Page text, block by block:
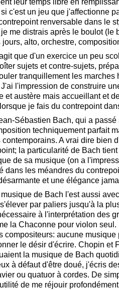
leur temps libre en
c'est un jeu que j'affectionne
renversable dans le
me distrais après le boulot (le
alto, orchestre,
que d'un exercice un peu
sujets et contre-sujets,
tranquillement les marches
l'impression de construire
et austère mais accueillant et
je fais du contrepoint
Sébastien Bach, qui a
techniquement parfait
contemporains. A vrai dire bien
la particularité de Bach
de sa musique (on a
dans les méandres du
et une élégance
de Bach l'est aussi
par paliers jusqu'à la
à l'interprétation des
la Chaconne pour violon seul.
compositeurs: aucune
le désir d'écrire. Chopin et
la musique de Bach
à défaut d'être doué, j'écris
ou quatuor à cordes. De
de me réjouir